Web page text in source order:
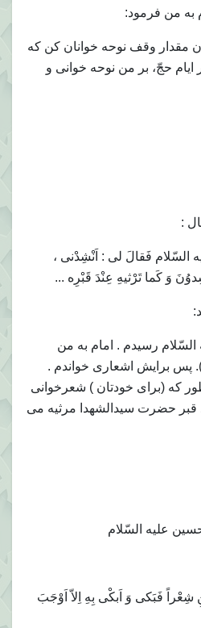
به من فرمود:
مقدار وقف نوحه خوانان كن كه
حجّ، بر من نوحه خوانى و
:
السّلام فَقالَ لى : اَنْشِدْنى ،
وَ كَما تَرْثيهِ عِنْدَ قَبْرِه ...
رسيدم . امام به من
پس برايش اشعارى خواندم .
كه (براى خودتان ) شعرخوانى
قبر حضرت سيدالشهدا مرثيه مى
فَبَكى وَ اَبكْى بِهِ اِلاّ اَوْجَبَ